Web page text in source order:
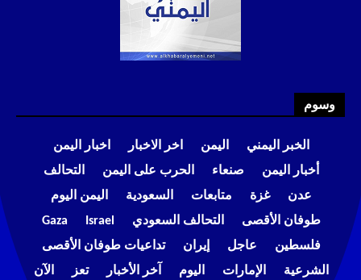
وسوم
الخبر اليمني اليمن اخر الاخبار
اخبار اليمن
أخبار اليمن
صنعاء الحرب على اليمن
التحالف
عدن
غزة متابعات السعودية
اليمن اليوم
طوفان الأقصى
التحالف السعودي Israel
Gaza
فلسطين
عاجل إيران
تداعيات طوفان الأقصى
الشرعية
الإمارات اليوم آخر الأخبار تعز الآن